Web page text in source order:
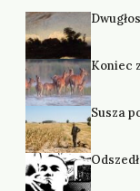
Koniec
Susza